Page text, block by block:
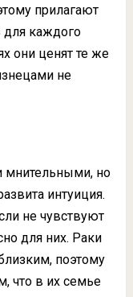
прилагают
каждого
они ценят те же
не
мнительными, но
интуиция.
не чувствуют
для них. Раки
поэтому
что в их семье